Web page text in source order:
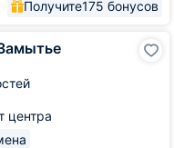
Получите175 бонусов
центра